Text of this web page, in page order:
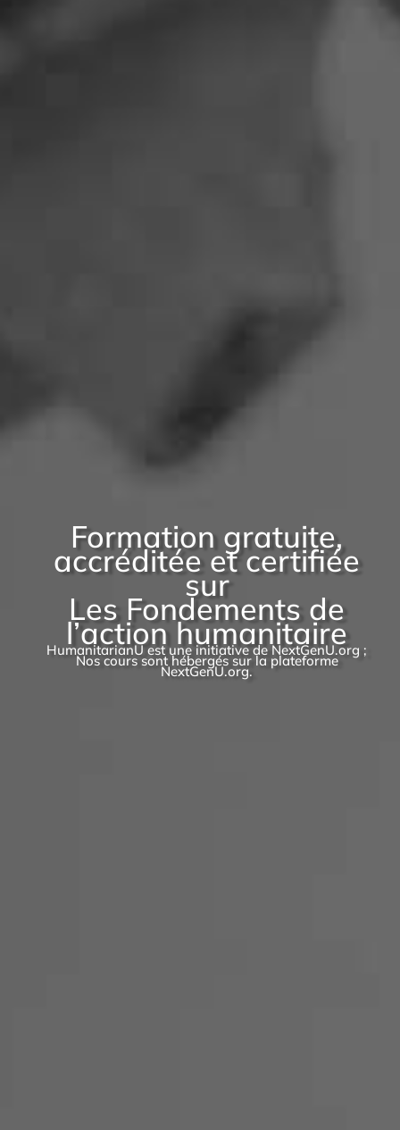
Formation gratuite,
accréditée et certifiée
sur
Les Fondements de
l’action humanitaire
HumanitarianU est une initiative de NextGenU.org ;
Nos cours sont hébergés sur la plateforme
NextGenU.org.